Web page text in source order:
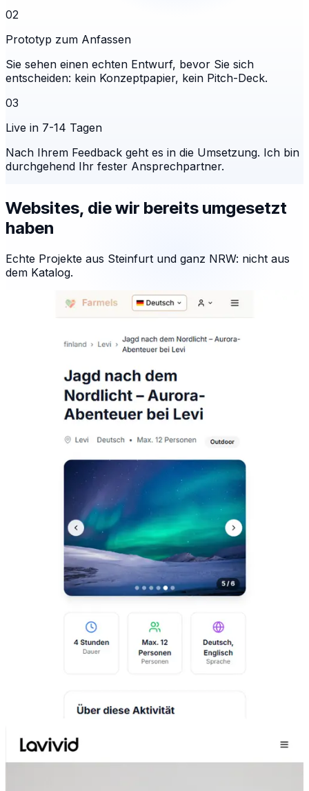
02
Prototyp zum Anfassen
Sie sehen einen echten Entwurf, bevor Sie sich
entscheiden: kein Konzeptpapier, kein Pitch-Deck.
03
Live in 7-14 Tagen
Nach Ihrem Feedback geht es in die Umsetzung. Ich bin
durchgehend Ihr fester Ansprechpartner.
Websites, die wir bereits umgesetzt
haben
Echte Projekte aus Steinfurt und ganz NRW: nicht aus
dem Katalog.